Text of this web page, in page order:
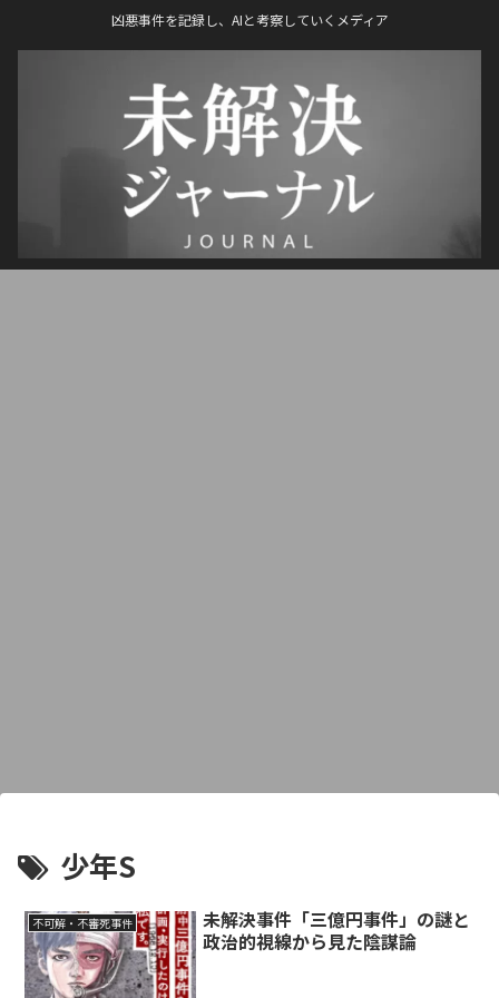
凶悪事件を記録し、AIと考察していくメディア
少年S
不可解・不審死事件
未解決事件「三億円事件」の謎と
政治的視線から見た陰謀論